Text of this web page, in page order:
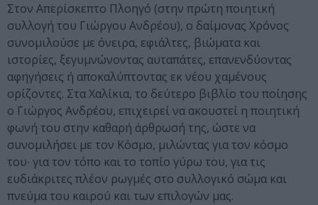
Στον Απερίσκεπτο Πλοηγό (στην πρώτη ποιητική
συλλογή του Γιώργου Ανδρέου), ο δαίμονας Χρόνος
συνομιλούσε με όνειρα, εφιάλτες, βιώματα και
ιστορίες, ξεγυμνώνοντας αυταπάτες, επανενδύοντας
αφηγήσεις ή αποκαλύπτοντας εκ νέου χαμένους
ορίζοντες. Στα Χαλίκια, το δεύτερο βιβλίο του ποίησης
ο Γιώργος Ανδρέου, επιχειρεί να ακουστεί η ποιητική
φωνή του στην καθαρή άρθρωσή της, ώστε να
συνομιλήσει με τον Κόσμο, μιλώντας για τον κόσμο
του∙ για τον τόπο και το τοπίο γύρω του, για τις
ευδιάκριτες πλέον ρωγμές στο συλλογικό σώμα και
πνεύμα του καιρού και των επιλογών μας.